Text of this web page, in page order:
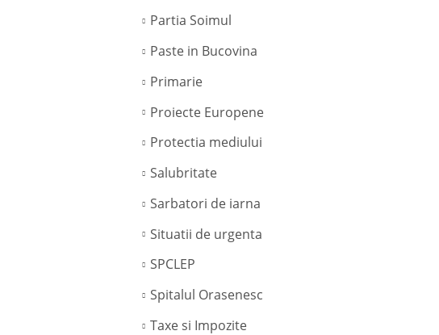
Partia Soimul
Paste in Bucovina
Primarie
Proiecte Europene
Protectia mediului
Salubritate
Sarbatori de iarna
Situatii de urgenta
SPCLEP
Spitalul Orasenesc
Taxe si Impozite